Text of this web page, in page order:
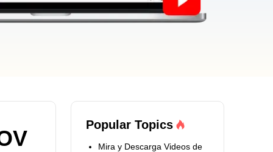
Popular Topics
Mira y Descarga Videos de